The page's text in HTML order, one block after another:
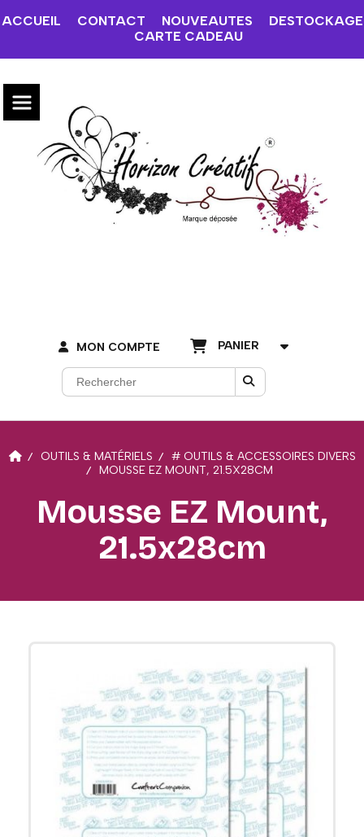
ACCUEIL CONTACT NOUVEAUTES
DESTOCKAGE
CARTE CADEAU
MON COMPTE PANIER
OUTILS & MATÉRIELS
# OUTILS & ACCESSOIRES DIVERS
MOUSSE EZ MOUNT, 21.5X28CM
Mousse EZ Mount,
21.5x28cm